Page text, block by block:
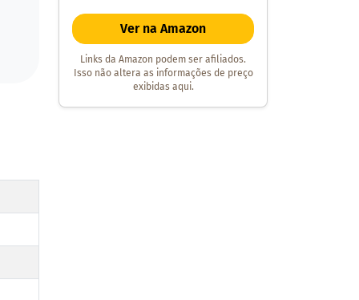
Ver na Amazon
Links da Amazon podem ser afiliados.
Isso não altera as informações de preço
exibidas aqui.